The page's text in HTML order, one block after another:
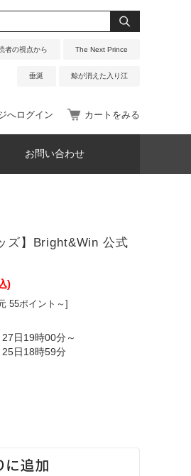
者の視点から The Next Prince
垂涎 鯨が消えた入り江
へログイン カートをみる
お問い合わせ
】Bright&Win 公式
)
55ポイント～]
日19時00分～
日18時59分